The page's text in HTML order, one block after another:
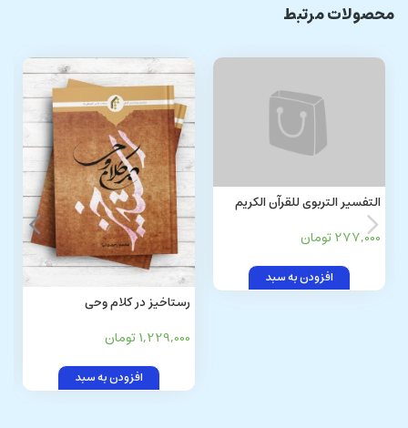
محصولات مرتبط
التفسیر التربوی للقرآن الکریم
(المبانی و الاتجاهات)
277,000 تومان
افزودن به سبد
رستاخیز در کلام وحی
1,229,000 تومان
افزودن به سبد